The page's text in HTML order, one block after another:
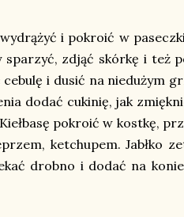
i pokroić w
zdjąć skórkę i też
i dusić na niedużym
dodać cukinię, jak
pokroić w kostkę,
ketchupem. Jabłko
drobno i dodać na